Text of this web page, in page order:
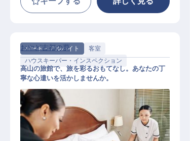
パート・アルバイト
客室
ハウスキーパー・インスペクション
おやど古都の夢
高山の旅館で、旅を彩るおもてなし。あなたの丁
寧な心遣いを活かしませんか。